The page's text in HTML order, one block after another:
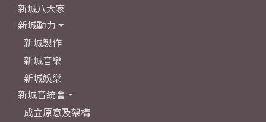
新城八大家
新城動力
新城製作
新城音樂
新城娛樂
新城音統會
成立原意及架構